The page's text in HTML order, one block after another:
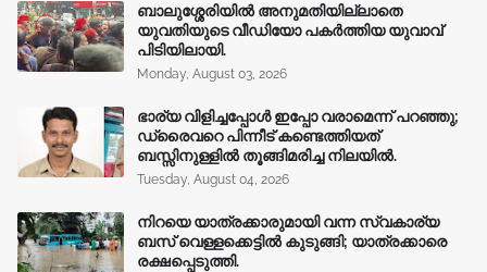
ബാലുശ്ശേരിയിൽ അനുമതിയില്ലാതെ
യുവതിയുടെ വീഡിയോ പകർത്തിയ യുവാവ്
പിടിയിലായി.
Monday, August 03, 2026
ഭാര്യ വിളിച്ചപ്പോള്‍ ഇപ്പോ വരാമെന്ന് പറഞ്ഞു;
ഡ്രൈവറെ പിന്നീട് കണ്ടെത്തിയത്
ബസ്സിനുള്ളില്‍ തൂങ്ങിമരിച്ച നിലയിൽ.
Tuesday, August 04, 2026
നിറയെ യാത്രക്കാരുമായി വന്ന സ്വകാര്യ
ബസ് വെള്ളക്കെട്ടിൽ കുടുങ്ങി; യാത്രക്കാരെ
രക്ഷപ്പെടുത്തി.